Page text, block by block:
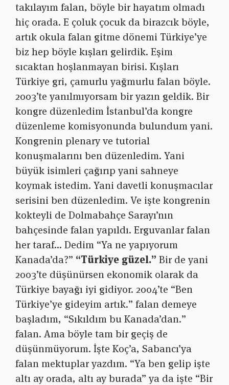
takılayım falan, böyle bir hayatım olmadı
hiç orada. E çoluk çocuk da birazcık böyle,
artık okula falan gitme dönemi Türkiye’ye
biz hep böyle kışları gelirdik. Eşim
sıcaktan hoşlanmayan birisi. Kışları
Türkiye gri, çamurlu yağmurlu falan böyle.
2003’te yanılmıyorsam bir yazın geldik. Bir
kongre düzenledim İstanbul’da kongre
düzenleme komisyonunda bulundum yani.
Kongrenin plenary ve tutorial
konuşmalarını ben düzenledim. Yani
büyük isimleri çağırıp yani sahneye
koymak istedim. Yani davetli konuşmacılar
serisini ben düzenledim. Ve işte kongrenin
kokteyli de Dolmabahçe Sarayı’nın
bahçesinde falan yapıldı. Erguvanlar falan
her taraf… Dedim “Ya ne yapıyorum
Kanada’da?” “Türkiye güzel.” Bir de yani
2003’te düşünürsen ekonomik olarak da
Türkiye bayağı iyi gidiyor. 2004’te “Ben
Türkiye’ye gideyim artık.” falan demeye
başladım, “Sıkıldım bu Kanada’dan.”
falan. Ama böyle tam bir geçiş de
düşünmüyorum. İşte Koç’a, Sabancı’ya
falan mektuplar yazdım. “Ya ben gelip işte
altı ay orada, altı ay burada” ya da işte “Bir